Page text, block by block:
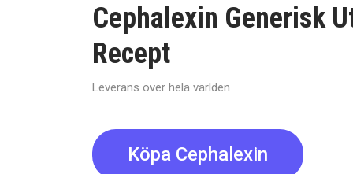
Cephalexin Generisk
Recept
Leverans över hela världen
Köpa Cephalexin